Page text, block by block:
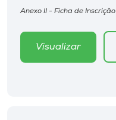
Anexo II - Ficha de Inscrição
Visualizar